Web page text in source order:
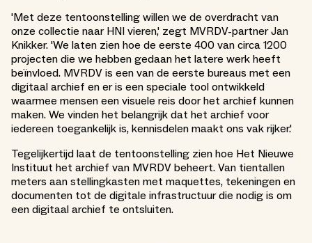
'Met deze tentoonstelling willen we de overdracht van
onze collectie naar HNI vieren,' zegt MVRDV-partner Jan
Knikker. 'We laten zien hoe de eerste 400 van circa 1200
projecten die we hebben gedaan het latere werk heeft
beïnvloed. MVRDV is een van de eerste bureaus met een
digitaal archief en er is een speciale tool ontwikkeld
waarmee mensen een visuele reis door het archief kunnen
maken. We vinden het belangrijk dat het archief voor
iedereen toegankelijk is, kennisdelen maakt ons vak rijker.'
Tegelijkertijd laat de tentoonstelling zien hoe Het Nieuwe
Instituut het archief van MVRDV beheert. Van tientallen
meters aan stellingkasten met maquettes, tekeningen en
documenten tot de digitale infrastructuur die nodig is om
een digitaal archief te ontsluiten.